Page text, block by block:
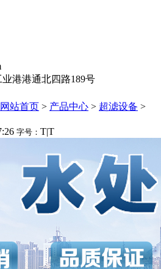
港港通北四路189号
网站首页 > 产品中心 > 超滤设备 >
字号： T|T